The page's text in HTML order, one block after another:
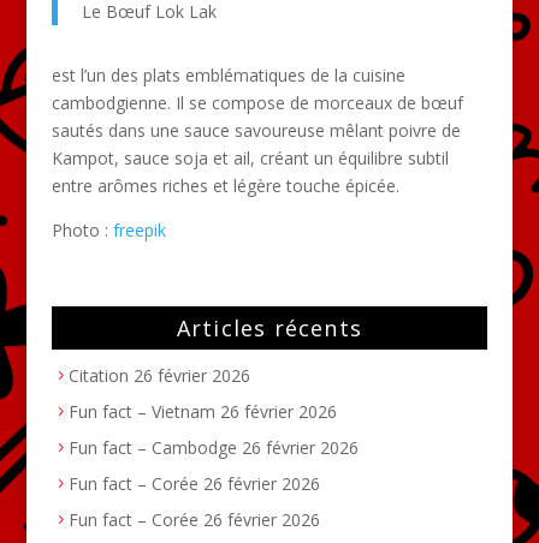
Le Bœuf Lok Lak
est l’un des plats emblématiques de la cuisine
cambodgienne. Il se compose de morceaux de bœuf
sautés dans une sauce savoureuse mêlant poivre de
Kampot, sauce soja et ail, créant un équilibre subtil
entre arômes riches et légère touche épicée.
Photo : freepik
Articles récents
Citation 26 février 2026
Fun fact – Vietnam 26 février 2026
Fun fact – Cambodge 26 février 2026
Fun fact – Corée 26 février 2026
Fun fact – Corée 26 février 2026